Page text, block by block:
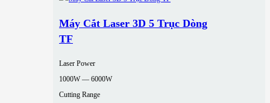
Máy Cắt Laser 3D 5 Trục Dòng
TF
Laser Power
1000W — 6000W
Cutting Range